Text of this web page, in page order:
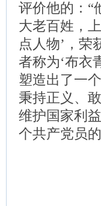
评价他的：“
大老百姓，
点人物’，荣
者称为‘布衣
塑造出了一
秉持正义、
维护国家利
个共产党员